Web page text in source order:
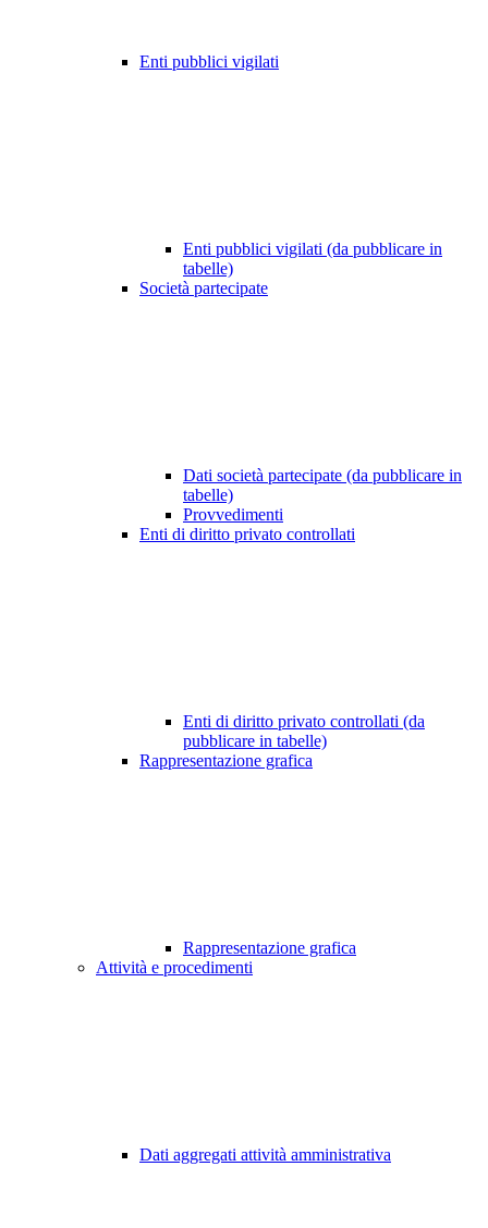
Enti pubblici vigilati
Enti pubblici vigilati (da pubblicare in
tabelle)
Società partecipate
Dati società partecipate (da pubblicare in
tabelle)
Provvedimenti
Enti di diritto privato controllati
Enti di diritto privato controllati (da
pubblicare in tabelle)
Rappresentazione grafica
Rappresentazione grafica
Attività e procedimenti
Dati aggregati attività amministrativa